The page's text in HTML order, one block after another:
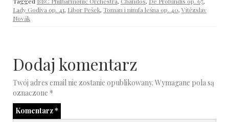
Lady Godiva op. 41, Libor Pešek, Toman i nimfa leśna op. 40, Vítězslav
Novák
Dodaj komentarz
Twój adres email nie zostanie opublikowany. Wymagane pola są
oznaczone *
Komentarz*